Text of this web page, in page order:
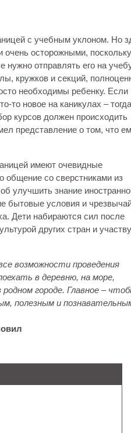
с учебным уклоном. Но
очень осторожными,
нужно отправлять его на
кружков и секций,
необходимы ребенку.
то новое на каникулах – тогда
курсов должен происходить
представление о том, что
имеют очевидные
общение со сверстниками из
улучшить знание
бытовые условия и
Дети набираются сил после
других стран и
возможности проведения
в деревню, на море,
городе. Главное –
полезным и